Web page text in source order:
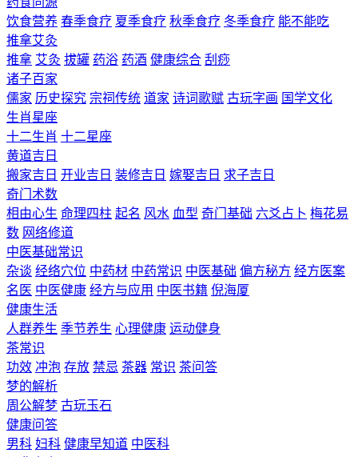
饮食营养 春季食疗 夏季食疗 秋季食疗 冬季食疗 能不能吃
推拿艾灸
推拿 艾灸 拔罐 药浴 药酒 健康综合 刮痧
诸子百家
儒家 历史探究 宗祠传统 道家 诗词歌赋 古玩字画 国学文化
生肖星座
十二生肖 十二星座
黄道吉日
搬家吉日 开业吉日 装修吉日 嫁娶吉日 求子吉日
奇门术数
相由心生 命理四柱 起名 风水 血型 奇门基础 六爻占卜 梅花易
数 网络修道
中医基础常识
杂谈 经络穴位 中药材 中药常识 中医基础 偏方秘方 经方医案
名医 中医健康 经方与应用 中医书籍 倪海厦
健康生活
人群养生 季节养生 心理健康 运动健身
茶常识
功效 冲泡 存放 禁忌 茶器 常识 茶问答
梦的解析
周公解梦 古玩玉石
健康问答
男科 妇科 健康早知道 中医科